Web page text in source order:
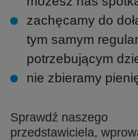
zachęcamy do
tym samym
potrzebującym
nie zbieramy
Sprawdź naszego
przedstawiciela,